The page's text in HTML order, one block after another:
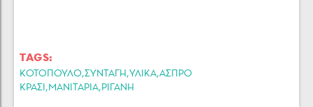
TAGS:
ΚΟΤΌΠΟΥΛΟ,ΣΥΝΤΑΓΗ,ΥΛΙΚΑ,ΑΣΠΡΟ
ΚΡΑΣΙ,ΜΑΝΙΤΑΡΙΑ,ΡΙΓΑΝΗ